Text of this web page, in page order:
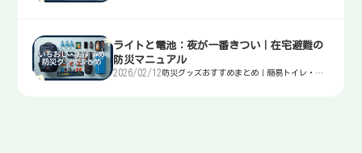
ライトと電池：夜が一番きつい｜在宅避難の
防災マニュアル
2026/02/12 防災グッズおすすめまとめ｜簡易トイレ・